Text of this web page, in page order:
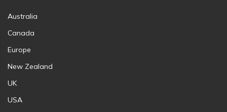
Australia
Canada
Europe
New Zealand
UK
USA